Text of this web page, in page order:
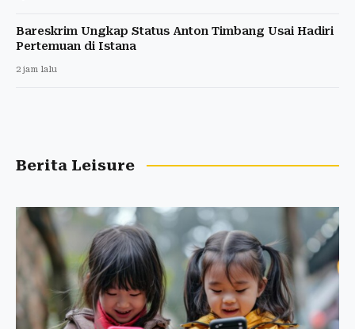
Bareskrim Ungkap Status Anton Timbang Usai Hadiri
Pertemuan di Istana
2 jam lalu
Berita Leisure